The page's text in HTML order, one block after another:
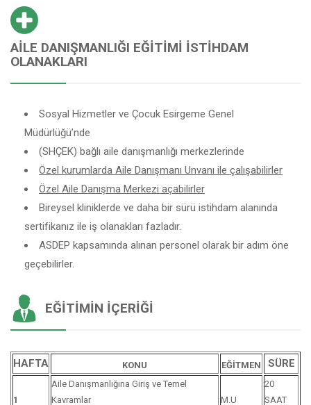
AILE DANIŞMANLIĞI EĞITIMI İSTIHDAM
OLANAKLARI
Sosyal Hizmetler ve Çocuk Esirgeme Genel
Müdürlüğü’nde
(SHÇEK) bağlı aile danışmanlığı merkezlerinde
Özel kurumlarda Aile Danışmanı Unvanı ile çalışabilirler
Özel Aile Danışma Merkezi açabilirler
Bireysel kliniklerde ve daha bir sürü istihdam alanında
sertifikanız ile iş olanakları fazladır.
ASDEP kapsamında alınan personel olarak bir adım öne
geçebilirler.
EĞITIMIN İÇERIĞI
HAFTA KONU EĞİTMEN SÜRE
1
Aile Danışmanlığına Giriş ve Temel
Kavramlar
M.U
20
SAAT